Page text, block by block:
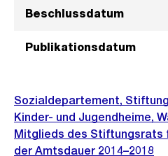
Beschlussdatum
Publikationsdatum
Sozialdepartement,
Kinder- und Jugendheime,
Mitglieds des Stiftungsrats
der Amtsdauer 2014–2018